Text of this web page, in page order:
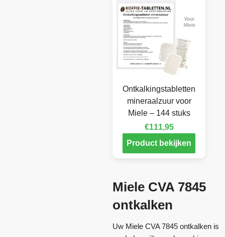
Ontkalkingstabletten
mineraalzuur voor
Miele – 144 stuks
€111,95
Product bekijken
Miele CVA 7845
ontkalken
Uw Miele CVA 7845 ontkalken is